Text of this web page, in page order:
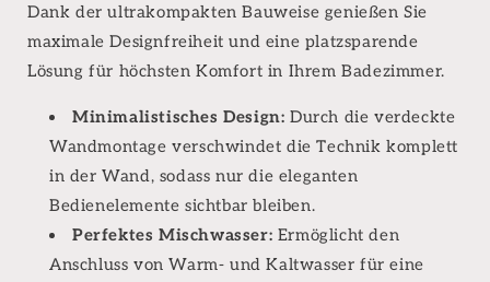
Dank der ultrakompakten Bauweise genießen Sie
maximale Designfreiheit und eine platzsparende
Lösung für höchsten Komfort in Ihrem Badezimmer.
Minimalistisches Design: Durch die verdeckte
Wandmontage verschwindet die Technik komplett
in der Wand, sodass nur die eleganten
Bedienelemente sichtbar bleiben.
Perfektes Mischwasser: Ermöglicht den
Anschluss von Warm- und Kaltwasser für eine